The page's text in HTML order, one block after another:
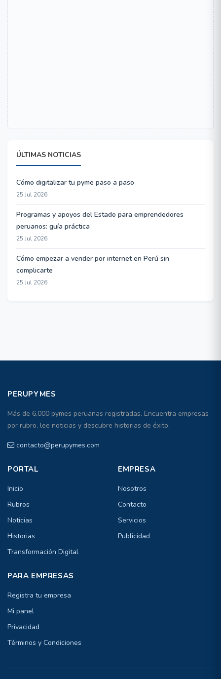
ÚLTIMAS NOTICIAS
Cómo digitalizar tu pyme paso a paso
25 Jul 2026
Programas y apoyos del Estado para emprendedores
peruanos: guía práctica
25 Jul 2026
Cómo empezar a vender por internet en Perú sin
complicarte
25 Jul 2026
PERUPYMES
Más de 6,000 pymes peruanas registradas. Encuentra empresas
por rubro, lee noticias y descubre historias de éxito.
contacto@perupymes.com
PORTAL
Inicio
Rubros
Noticias
Historias
Transformación Digital
EMPRESA
Nosotros
Contacto
Servicios
Publicidad
PARA EMPRESAS
Registra tu empresa
Mi panel
Privacidad
Términos y Condiciones